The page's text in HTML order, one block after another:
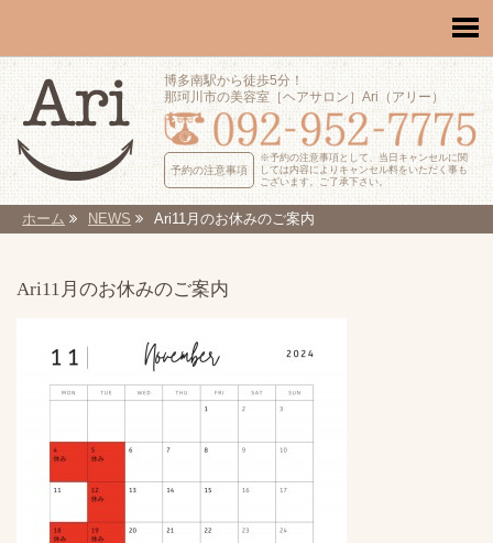
博多南駅から徒歩5分！
那珂川市の美容室［ヘアサロン］Ari（アリー）
予約の注意事項
※予約の注意事項として、当日キャンセルに関
しては内容によりキャンセル料をいただく事も
ございます。ご了承下さい。
ホーム NEWS Ari11月のお休みのご案内
Ari11月のお休みのご案内